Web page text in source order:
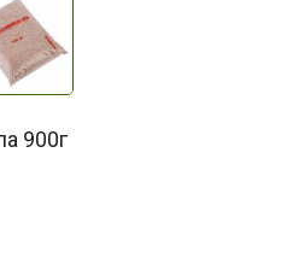
900г